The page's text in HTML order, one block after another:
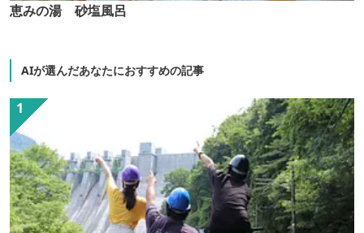
恵みの湯 砂塩風呂
AIが選んだあなたにおすすめの記事